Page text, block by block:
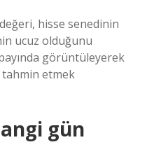
hisse senedinin
ucuz olduğunu
görüntüleyerek
tahmin etmek
gün